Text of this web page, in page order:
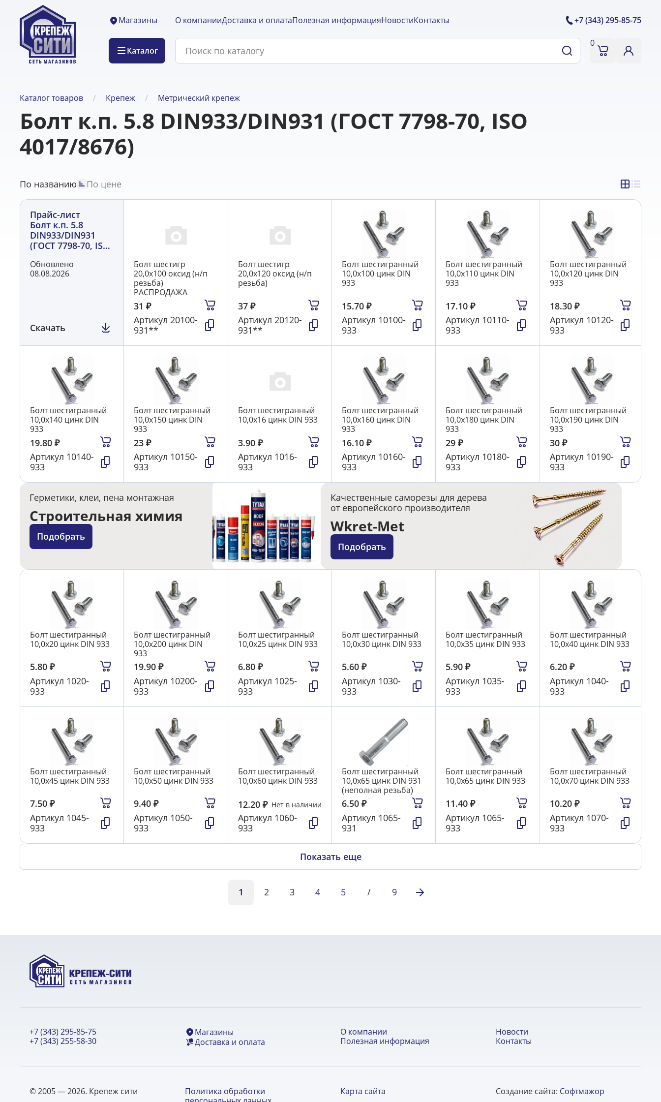
Магазины
Каталог
О компанииДоставка и оплатаПолезная информацияНовостиКонтакты +7 (343) 295-85-75
0
Каталог товаров Крепеж Метрический крепеж
Болт к.п. 5.8 DIN933/DIN931 (ГОСТ 7798-70, ISO
4017/8676)
По названию По цене
Прайс-лист
Болт к.п. 5.8
DIN933/DIN931
(ГОСТ 7798-70, ISO
Обновлено
08.08.2026
Скачать
Болт шестигр
20,0х100 оксид (н/п
резьба)
РАСПРОДАЖА
31₽
Артикул20100-
931**
Болт шестигр
20,0х120 оксид (н/п
резьба)
37 ₽
Артикул 20120-
931**
Болт шестигранный
10,0х100 цинк DIN
933
15.70 ₽
Артикул 10100-
933
Болт шестигранный
10,0х110 цинк DIN
933
17.10₽
Артикул 10110-
933
Болт шестигранный
10,0х120 цинк DIN
933
18.30 ₽
Артикул 10120-
933
Болт шестигранный
10,0х140 цинк DIN
933
19.80 ₽
Артикул 10140-
933
Болт шестигранный
10,0х150 цинк DIN
933
23₽
Артикул 10150-
933
Болт шестигранный
10,0х16 цинк DIN 933
3.90 ₽
Артикул 1016-
933
Болт шестигранный
10,0х160 цинк DIN
933
16.10 ₽
Артикул 10160-
933
Болт шестигранный
10,0х180 цинк DIN
933
29₽
Артикул 10180-
933
Болт шестигранный
10,0х190 цинк DIN
933
30 ₽
Артикул 10190-
933
Герметики, клеи, пена монтажная
Строительная химия
Подобрать
Качественные саморезы для дерева
от европейского производителя
Wkret-Met
Подобрать
Болт шестигранный
10,0х20 цинк DIN 933
5.80 ₽
Артикул 1020-
933
Болт шестигранный
10,0х200 цинк DIN
933
19.90₽
Артикул 10200-
933
Болт шестигранный
10,0х25 цинк DIN 933
6.80 ₽
Артикул 1025-
933
Болт шестигранный
10,0х30 цинк DIN 933
5.60 ₽
Артикул 1030-
933
Болт шестигранный
10,0х35 цинк DIN 933
5.90₽
Артикул 1035-
933
Болт шестигранный
10,0х40 цинк DIN 933
6.20 ₽
Артикул 1040-
933
Болт шестигранный
10,0х45 цинк DIN 933
7.50 ₽
Артикул 1045-
933
Болт шестигранный
10,0х50 цинк DIN 933
9.40₽
Артикул 1050-
933
Болт шестигранный
10,0х60 цинк DIN 933
12.20 ₽ Нет в наличии
Артикул 1060-
933
Болт шестигранный
10,0х65 цинк DIN 931
(неполная резьба)
6.50 ₽
Артикул 1065-
931
Болт шестигранный
10,0х65 цинк DIN 933
11.40₽
Артикул 1065-
933
Болт шестигранный
10,0х70 цинк DIN 933
10.20 ₽
Артикул 1070-
933
Показать еще
1 2 3 4 5 / 9
+7 (343) 295-85-75
+7 (343) 255-58-30
Магазины
Доставка и оплата
О компании
Полезная информация
Новости
Контакты
© 2005 — 2026. Крепеж сити
Политика обработки
Карта сайта Создание сайта: Софтмажор